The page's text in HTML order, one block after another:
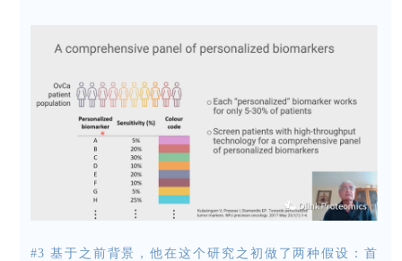
#3 基 于之前背景，他在这个研究之初做了两种假设：首